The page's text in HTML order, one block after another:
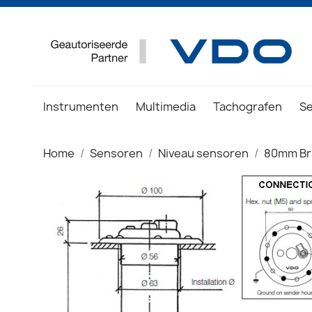
Instrumenten Multimedia Tachografen
Home Sensoren Niveau sensoren 80mm